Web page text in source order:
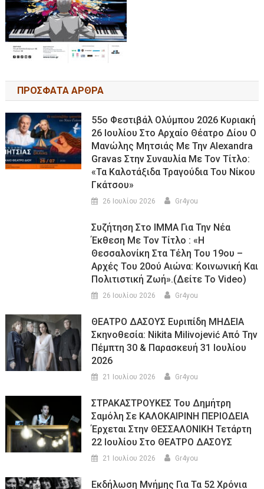
ΠΡΟΣΦΑΤΑ ΑΡΘΡΑ
55ο Φεστιβάλ Ολύμπου 2026 Κυριακή
26 Ιουλίου Στο Αρχαίο Θέατρο Δίου Ο
Μανώλης Μητσιάς Με Την Alexandra
Gravas Στην Συναυλία Με Τον Τίτλο:
«τα Καλοτάξιδα Τραγούδια Του Νίκου
Γκάτσου»
26 Ιουλίου 2026 Gr4you
Συζήτηση Στο ΙΜΜΑ Για Την Νέα
Έκθεση Με Τον Τίτλο : «Η
Θεσσαλονίκη Στα Τέλη Του 19ου –
Αρχές Του 20ού Αιώνα: Κοινωνική Και
Πολιτιστική Ζωή».(Δείτε Το Video)
26 Ιουλίου 2026 Gr4you
ΘΕΑΤΡΟ ΔΑΣΟΥΣ Ευριπίδη ΜΗΔΕΙΑ
Σκηνοθεσία: Nikita Milivojević Από Την
Πέμπτη 30 & Παρασκευή 31 Ιουλίου
2026
21 Ιουλίου 2026 Gr4you
ΣΤΡΑΚΑΣΤΡΟΥΚΕΣ Του Δημήτρη
Σαμόλη Σε ΚΑΛΟΚΑΙΡΙΝΗ ΠΕΡΙΟΔΕΙΑ
Έρχεται Στην ΘΕΣΣΑΛΟΝΙΚΗ Τετάρτη
22 Ιουλίου Στο ΘΕΑΤΡΟ ΔΑΣΟΥΣ
21 Ιουλίου 2026 Gr4you
Εκδήλωση Μνήμης Για Τα 52 Χρόνια